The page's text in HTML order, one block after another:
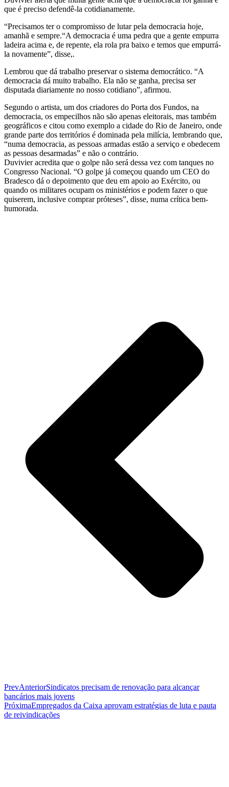
que é preciso defendê-la cotidianamente.
“Precisamos ter o compromisso de lutar pela democracia hoje,
amanhã e sempre.“A democracia é uma pedra que a gente empurra
ladeira acima e, de repente, ela rola pra baixo e temos que empurrá-
la novamente”, disse,.
Lembrou que dá trabalho preservar o sistema democrático. “A
democracia dá muito trabalho. Ela não se ganha, precisa ser
disputada diariamente no nosso cotidiano”, afirmou.
Segundo o artista, um dos criadores do Porta dos Fundos, na
democracia, os empecilhos não são apenas eleitorais, mas também
geográficos e citou como exemplo a cidade do Rio de Janeiro, onde
grande parte dos territórios é dominada pela milícia, lembrando que,
“numa democracia, as pessoas armadas estão a serviço e obedecem
as pessoas desarmadas” e não o contrário.
Duvivier acredita que o golpe não será dessa vez com tanques no
Congresso Nacional. “O golpe já começou quando um CEO do
Bradesco dá o depoimento que deu em apoio ao Exército, ou
quando os militares ocupam os ministérios e podem fazer o que
quiserem, inclusive comprar próteses”, disse, numa crítica bem-
humorada.
PrevAnteriorSindicatos precisam de renovação para alcançar
bancários mais jovens
PróximaEmpregados da Caixa aprovam estratégias de luta e pauta
de reivindicações